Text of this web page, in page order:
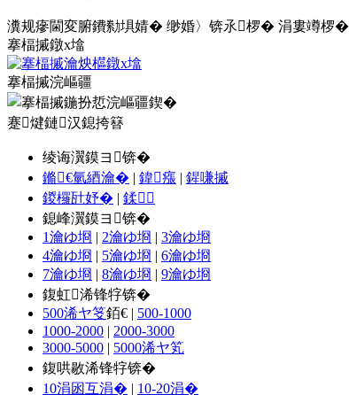
瀵规瘮閫変腑鐨勬埧婧� 缈婚〉锛氶椤� 涓婁竴椤�
搴楅摵鐓х墖
搴楅摵浣嶇疆
蹇煡鏈汉鎴挎簮
绫诲瀷鏌ヨ锛�
鏅€氫綇瀹� | 鍏瘬 | 鍟嗛摵
鍐欏瓧妤� | 鍒
鎴峰瀷鏌ヨ锛�
1瀹ゆ埛 | 2瀹ゆ埛 | 3瀹ゆ埛
4瀹ゆ埛 | 5瀹ゆ埛 | 6瀹ゆ埛
7瀹ゆ埛 | 8瀹ゆ埛 | 9瀹ゆ埛
鍑虹浠锋牸锛�
500浠ヤ笅銆€ | 500-1000
1000-2000 | 2000-3000
3000-5000 | 5000浠ヤ笂
鍑哄敭浠锋牸锛�
10涓囦互涓� | 10-20涓�